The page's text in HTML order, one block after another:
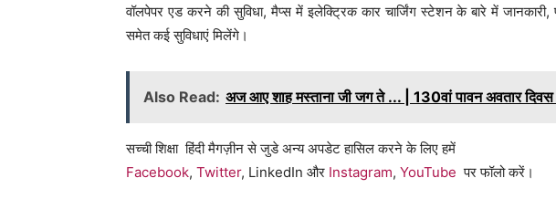
वॉलपेपर एड करने की सुविधा, मैप्स में इलेक्ट्रिक कार चार्जिंग स्टेशन के बारे में
समेत कई सुविधाएं मिलेंगे।
Also Read: अज आए शाह मस्ताना जी जग ते ... | 130वां पावन अवतार दिवस
सच्ची शिक्षा हिंदी मैगज़ीन से जुडे अन्य अपडेट हासिल करने के लिए हमें
Facebook, Twitter, LinkedIn और Instagram, YouTube पर फॉलो करें।